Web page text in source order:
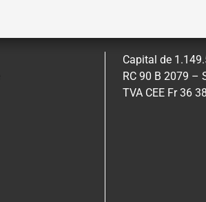
Capital de
RC 90 B 2079 –
TVA CEE Fr 36